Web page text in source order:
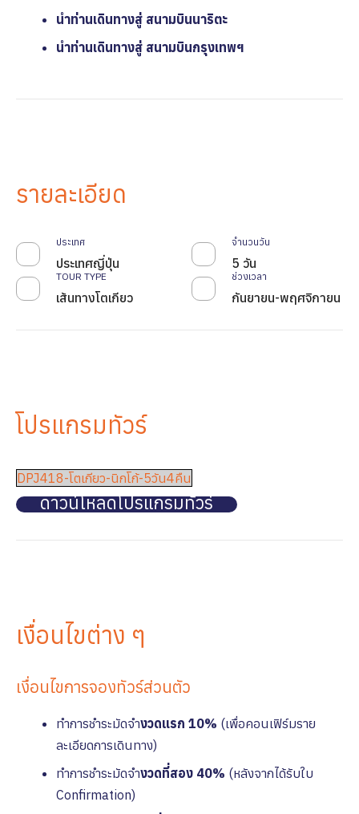
นำท่านเดินทางสู่ สนามบินนาริตะ
นำท่านเดินทางสู่ สนามบินกรุงเทพฯ
รายละเอียด
ประเทศ
ประเทศญี่ปุ่น
จำนวนวัน
5 วัน
TOUR TYPE
เส้นทางโตเกียว
ช่วงเวลา
กันยายน-พฤศจิกายน
โปรแกรมทัวร์
DPJ418-โตเกียว-นิกโก้-5วัน4คืน
ดาวน์โหลดโปรแกรมทัวร์
เงื่อนไขต่าง ๆ
เงื่อนไขการจองทัวร์ส่วนตัว
ทำการชำระมัดจำงวดแรก 10% (เพื่อคอนเฟิร์มราย
ละเอียดการเดินทาง)
ทำการชำระมัดจำงวดที่สอง 40% (หลังจากได้รับใบ
Confirmation)